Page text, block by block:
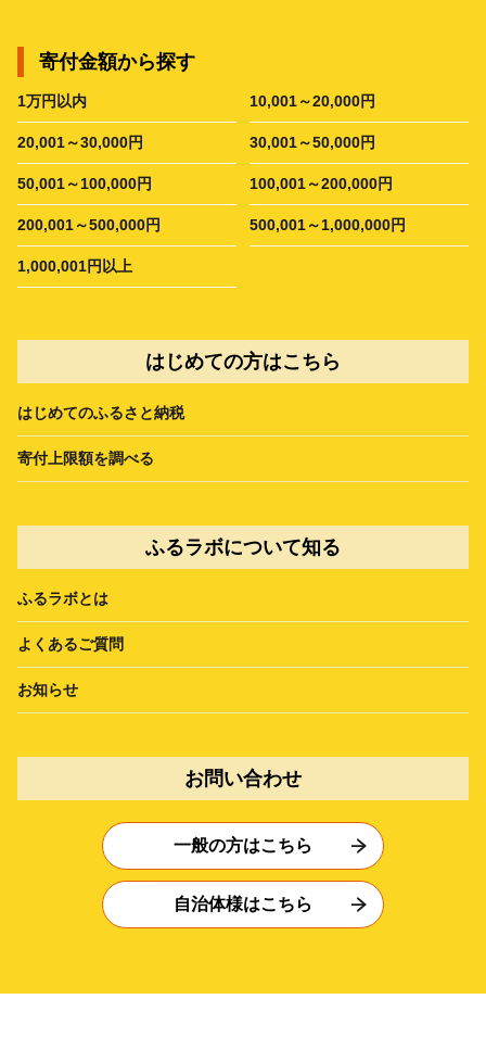
寄付金額から探す
1万円以内 10,001～20,000円
20,001～30,000円 30,001～50,000円
50,001～100,000円 100,001～200,000円
200,001～500,000円 500,001～1,000,000円
1,000,001円以上
はじめての方はこちら
はじめてのふるさと納税
寄付上限額を調べる
ふるラボについて知る
ふるラボとは
よくあるご質問
お知らせ
お問い合わせ
一般の方はこちら
自治体様はこちら